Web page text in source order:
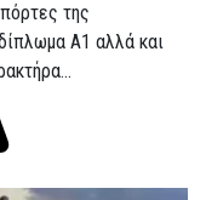
της
A1 αλλά και